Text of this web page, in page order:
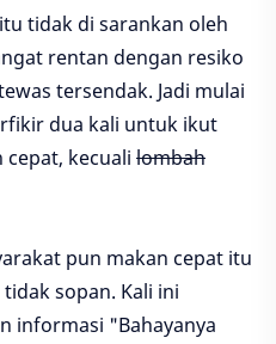
tidak di sarankan oleh
rentan dengan resiko
tersendak. Jadi mulai
dua kali untuk ikut
kecuali lombah
pun makan cepat itu
sopan. Kali ini
informasi "Bahayanya